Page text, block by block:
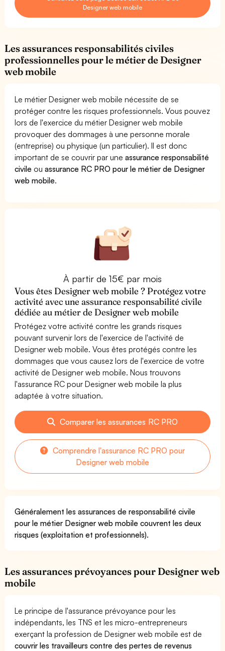
Designer web mobile
Les assurances responsabilités civiles
professionnelles pour le métier de Designer
web mobile
Le métier Designer web mobile nécessite de se
protéger contre les risques professionnels. Vous pouvez
lors de l'exercice du métier Designer web mobile
provoquer des dommages à une personne morale
(entreprise) ou physique (un particulier). Il est donc
important de se couvrir par uneassurance responsabilité
civile ouassurance RC PRO pour le métier de Designer
web mobile.
À partir de 15€ par mois
Vous êtes Designer web mobile ? Protégez votre
activité avec une assurance responsabilité civile
dédiée au métier de Designer web mobile
Protégez votre activité contre les grands risques
pouvant survenir lors de l'exercice de l'activité de
Designer web mobile. Vous êtes protégés contre les
dommages que vous causez lors de l'exercice de votre
activité de Designer web mobile. Nous trouvons
l'assurance RC pour Designer web mobile la plus
adaptée à votre situation.
Comparer les assurances RC PRO
Comprendre l'assurance RC PRO pour
Designer web mobile
Généralement les assurances de responsabilité civile
pour le métier Designer web mobile couvrent les deux
risques (exploitation et professionnels).
Les assurances prévoyances pour Designer web
mobile
Le principe de l'assurance prévoyance pour les
indépendants, les TNS et les micro-entrepreneurs
exerçant la profession de Designer web mobile est de
couvrir les travailleurs contre des pertes de revenus